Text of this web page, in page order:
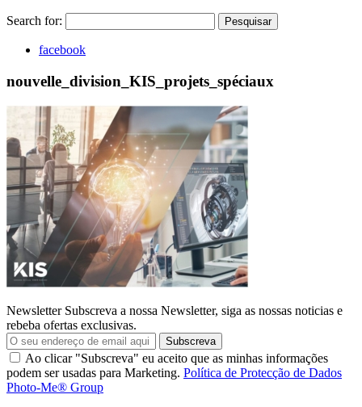
Search for: Pesquisar
facebook
nouvelle_division_KIS_projets_spéciaux
Newsletter Subscreva a nossa Newsletter, siga as nossas noticias e
rebeba ofertas exclusivas.
Subscreva
Ao clicar "Subscreva" eu aceito que as minhas informações
podem ser usadas para Marketing. Política de Protecção de Dados
Photo-Me® Group